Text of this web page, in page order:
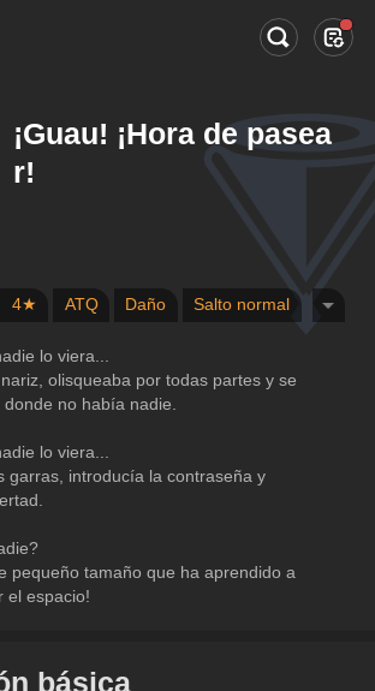
¡Guau! ¡Hora de pasea
r!
4★ ATQ Daño Salto normal
lo viera...
olisqueaba por todas partes y se
no había nadie.
lo viera...
garras, introducía la contraseña y
pequeño tamaño que ha aprendido a
el espacio!
básica